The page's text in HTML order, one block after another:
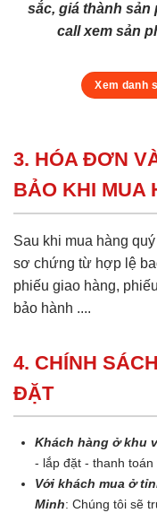
sắc, giá thành sản
call xem sản
Xem danh
3. HÓA ĐƠN
BẢO KHI MUA
Sau khi mua hàng
sơ chứng từ hợp lệ
phiếu giao hàng,
bảo hành ....
4. CHÍNH
ĐẶT
Khách hàng ở khu
- lắp đặt - thanh
Với khách mua ở
Minh: Chúng tôi sẽ